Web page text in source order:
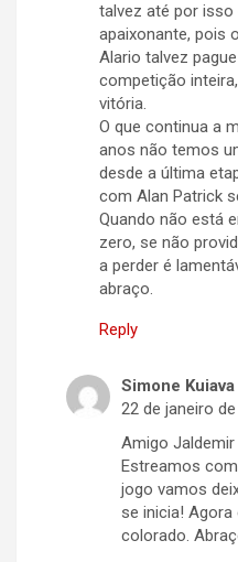
talvez até por
apaixonante, pois
Alario talvez
competição
vitória.
O que continua a
anos não temos
desde a última
com Alan Patrick
Quando não está
zero, se não
a perder é
abraço.
Reply
Simone Kuiava
22 de janeiro
Amigo Jaldemir
Estreamos
jogo vamos
se inicia!
colorado.